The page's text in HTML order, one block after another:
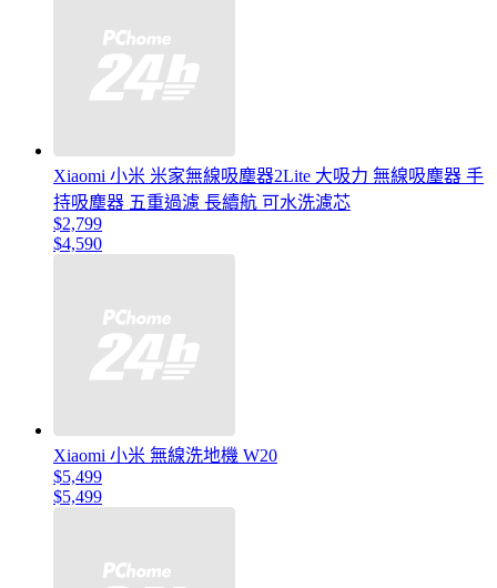
Xiaomi 小米 米家無線吸塵器2Lite 大吸力 無線吸塵器 手
持吸塵器 五重過濾 長續航 可水洗濾芯
$2,799
$4,590
Xiaomi 小米 無線洗地機 W20
$5,499
$5,499